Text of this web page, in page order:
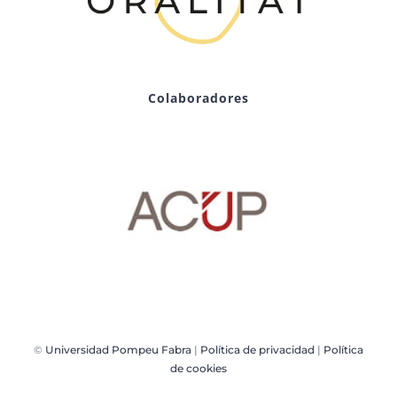
Colaboradores
© Universidad Pompeu Fabra | Política de privacidad | Política
de cookies